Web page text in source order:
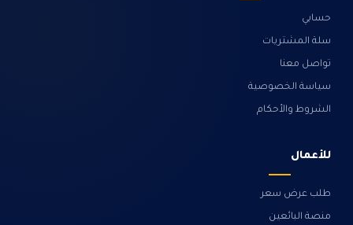
حسابي
سلة المشتريات
تواصل معنا
سياسة الخصوصية
الشروط والأحكام
للأعمال
طلب عرض سعر
منصة البائعين